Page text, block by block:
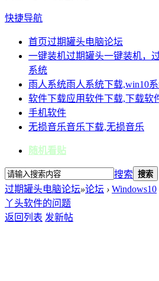
快捷导航
首页过期罐头电脑论坛
一键装机过期罐头一键装机，
系统
雨人系统雨人系统下载,win10
软件下载应用软件下载,下载软
手机软件
无损音乐音乐下载,无损音乐
随机看贴
搜索 搜索
过期罐头电脑论坛»论坛 › Windows10
丫头软件的问题
返回列表 发新帖